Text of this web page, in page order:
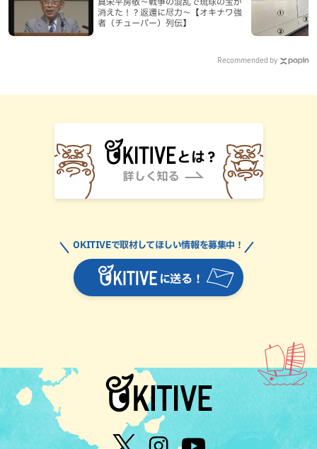
消えた！？返還に尽力～【オキナワ強
者（チューバー）列伝】
Recommended by
に送る！
OKITIVEで取材してほしい情報を募集中！